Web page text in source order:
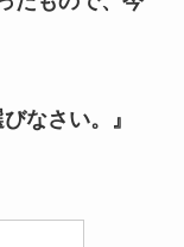
なさい。』